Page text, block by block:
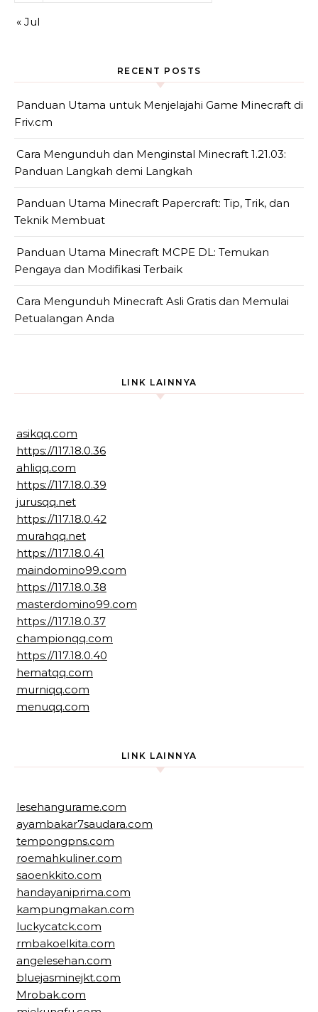
« Jul
RECENT POSTS
Panduan Utama untuk Menjelajahi Game Minecraft di
Friv.cm
Cara Mengunduh dan Menginstal Minecraft 1.21.03:
Panduan Langkah demi Langkah
Panduan Utama Minecraft Papercraft: Tip, Trik, dan
Teknik Membuat
Panduan Utama Minecraft MCPE DL: Temukan
Pengaya dan Modifikasi Terbaik
Cara Mengunduh Minecraft Asli Gratis dan Memulai
Petualangan Anda
LINK LAINNYA
asikqq.com
https://117.18.0.36
ahliqq.com
https://117.18.0.39
jurusqq.net
https://117.18.0.42
murahqq.net
https://117.18.0.41
maindomino99.com
https://117.18.0.38
masterdomino99.com
https://117.18.0.37
championqq.com
https://117.18.0.40
hematqq.com
murniqq.com
menuqq.com
LINK LAINNYA
lesehangurame.com
ayambakar7saudara.com
tempongpns.com
roemahkuliner.com
saoenkkito.com
handayaniprima.com
kampungmakan.com
luckycatck.com
rmbakoelkita.com
angelesehan.com
bluejasminejkt.com
Mrobak.com